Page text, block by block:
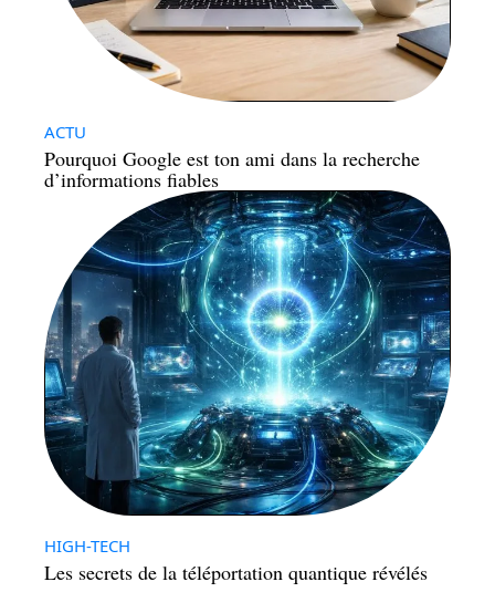
ACTU
Pourquoi Google est ton ami dans la recherche
d’informations fiables
HIGH-TECH
Les secrets de la téléportation quantique révélés